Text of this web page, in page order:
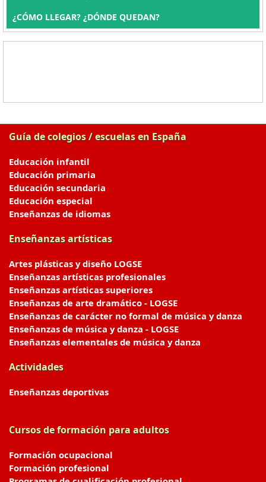
¿CÓMO LLEGAR? ¿DÓNDE QUEDAN?
Guía de colegios / escuelas en España
Educación infantil
Educación primaria
Educación secundaria
Educación especial
Enseñanzas de idiomas
Enseñanzas artísticas
Artes plásticas y diseño LOGSE
Enseñanzas artísticas profesionales
Enseñanzas artísticas superiores
Enseñanzas de arte dramático - LOGSE
Enseñanzas de carácter no formal de música y danza
Enseñanzas de música y danza - LOGSE
Enseñanzas elementales de música y danza
Actividades
Enseñanzas deportivas
Cursos de formación para adultos
Formación ocupacional
Formación profesional